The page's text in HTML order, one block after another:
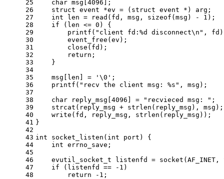
25
26
27
28
29
30
31
32
33
34
35
36
37
38
39
40
41
42
43
44
45
46
47
48
char msg[ 4096 ];
struct event *ev = ( struct event *) arg;
int len = read (fd, msg, sizeof (msg) - 1 );
if (len <= 0 ) {
printf ( "client fd:%d disconnect\n" ,
event_free (ev);
close (fd);
return ;
    }
    msg[len] =
'\0' ;
printf ( "recv the client msg: %s" , msg);
char reply_msg[ 4096 ] = "recvieced msg: " ;
strcat (reply_msg + strlen (reply_msg), msg);
write (fd, reply_msg, strlen (reply_msg));
}
int
socket_listen ( int port)
{
int errno_save;
evutil_socket_t listenfd = socket (AF_INET,
if (listenfd == -1 )
return
-1 ;